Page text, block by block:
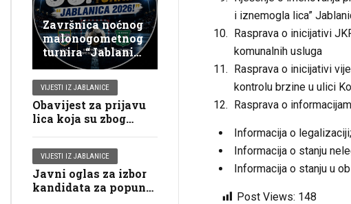
Završnica noćnog
malonogometnog
turnira “Jablanica
2026”
VIJESTI IZ JABLANICE
Obavijest za prijavu
lica koja su zbog
invalidnosti vezana
za svoje domove za
glasanje putem
mobilnog tima na
VIJESTI IZ JABLANICE
Javni oglas za izbor
kandidata za popunu
i iznemogla lica”
Rasprava o inicijativi
komunalnih usluga
Rasprava o inicijativi
kontrolu brzine u ulici
Rasprava o
Informacija o legalizaciji;
Informacija o stanju
Informacija o stanju u
Post Views: 148